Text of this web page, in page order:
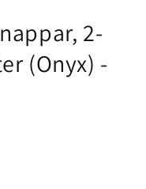
2-
(Onyx) -